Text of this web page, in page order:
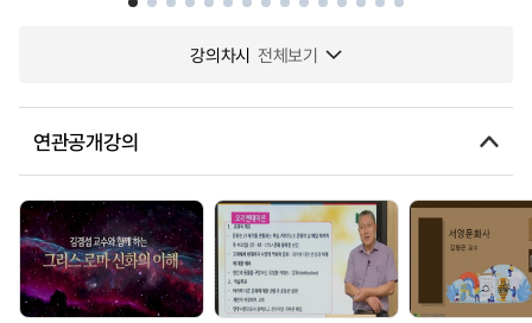
강의차시 전체보기
연관공개강의